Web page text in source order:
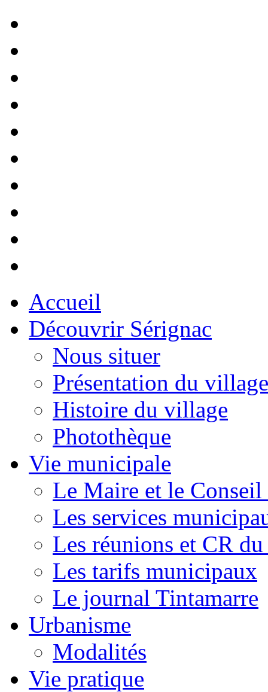
Accueil
Découvrir Sérignac
Nous situer
Présentation du village
Histoire du village
Photothèque
Vie municipale
Le Maire et le
Les services
Les réunions et CR
Les tarifs municipaux
Le journal Tintamarre
Urbanisme
Modalités
Vie pratique